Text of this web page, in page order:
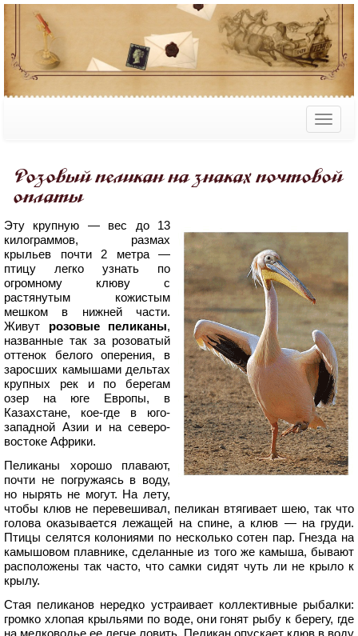
Розовый пеликан на знаках почтовой
оплаты
Эту крупную — вес до 13
килограммов, размах
крыльев почти 2 метра —
птицу легко узнать по
огромному клюву с
растянутым кожистым
мешком в нижней части.
Живут розовые пеликаны,
названные так за розоватый
оттенок белого оперения, в
заросших камышами дельтах
крупных рек и по берегам
озер на юге Европы, в
Казахстане, кое-где в юго-
западной Азии и на северо-
востоке Африки.
Пеликаны хорошо плавают,
почти не погружаясь в воду,
но нырять не могут. На лету,
чтобы клюв не перевешивал, пеликан втягивает шею, так что
голова оказывается лежащей на спине, а клюв — на груди.
Птицы селятся колониями по несколько сотен пар. Гнезда на
камышовом плавнике, сделанные из того же камыша, бывают
расположены так часто, что самки сидят чуть ли не крыло к
крылу.
Стая пеликанов нередко устраивает коллективные рыбалки:
громко хлопая крыльями по воде, они гонят рыбу к берегу, где